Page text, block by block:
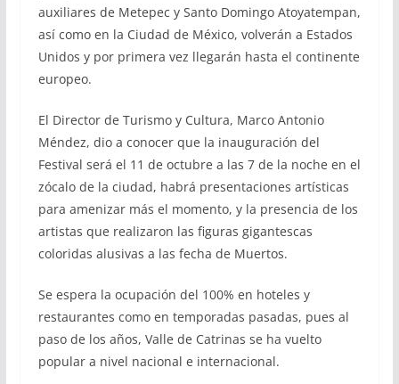
auxiliares de Metepec y Santo Domingo Atoyatempan,
así como en la Ciudad de México, volverán a Estados
Unidos y por primera vez llegarán hasta el continente
europeo.
El Director de Turismo y Cultura, Marco Antonio
Méndez, dio a conocer que la inauguración del
Festival será el 11 de octubre a las 7 de la noche en el
zócalo de la ciudad, habrá presentaciones artísticas
para amenizar más el momento, y la presencia de los
artistas que realizaron las figuras gigantescas
coloridas alusivas a las fecha de Muertos.
Se espera la ocupación del 100% en hoteles y
restaurantes como en temporadas pasadas, pues al
paso de los años, Valle de Catrinas se ha vuelto
popular a nivel nacional e internacional.